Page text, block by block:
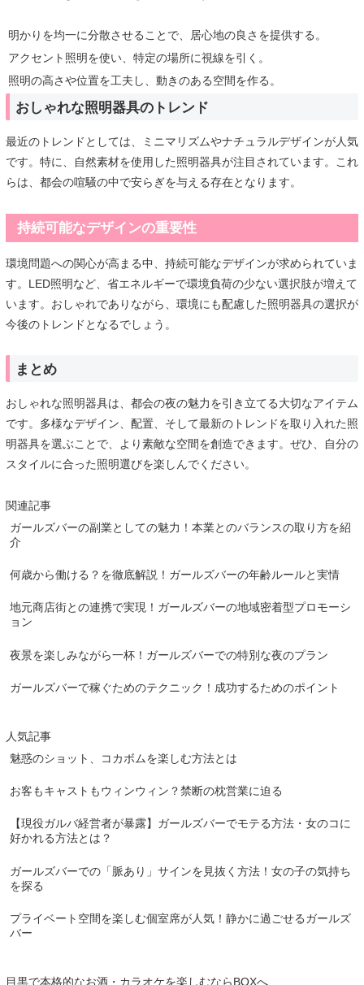
明かりを均一に分散させることで、居心地の良さを提供する。
アクセント照明を使い、特定の場所に視線を引く。
照明の高さや位置を工夫し、動きのある空間を作る。
おしゃれな照明器具のトレンド
最近のトレンドとしては、ミニマリズムやナチュラルデザインが人気
です。特に、自然素材を使用した照明器具が注目されています。これ
らは、都会の喧騒の中で安らぎを与える存在となります。
持続可能なデザインの重要性
環境問題への関心が高まる中、持続可能なデザインが求められていま
す。LED照明など、省エネルギーで環境負荷の少ない選択肢が増えて
います。おしゃれでありながら、環境にも配慮した照明器具の選択が
今後のトレンドとなるでしょう。
まとめ
おしゃれな照明器具は、都会の夜の魅力を引き立てる大切なアイテム
です。多様なデザイン、配置、そして最新のトレンドを取り入れた照
明器具を選ぶことで、より素敵な空間を創造できます。ぜひ、自分の
スタイルに合った照明選びを楽しんでください。
関連記事
ガールズバーの副業としての魅力！本業とのバランスの取り方を紹
介
何歳から働ける？を徹底解説！ガールズバーの年齢ルールと実情
地元商店街との連携で実現！ガールズバーの地域密着型プロモーシ
ョン
夜景を楽しみながら一杯！ガールズバーでの特別な夜のプラン
ガールズバーで稼ぐためのテクニック！成功するためのポイント
人気記事
魅惑のショット、コカボムを楽しむ方法とは
お客もキャストもウィンウィン？禁断の枕営業に迫る
【現役ガルバ経営者が暴露】ガールズバーでモテる方法・女のコに
好かれる方法とは？
ガールズバーでの「脈あり」サインを見抜く方法！女の子の気持ち
を探る
プライベート空間を楽しむ個室席が人気！静かに過ごせるガールズ
バー
目黒で本格的なお酒・カラオケを楽しむならBOXへ